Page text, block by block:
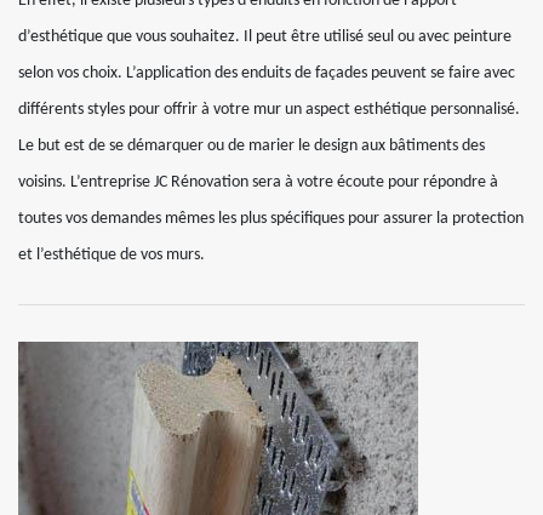
d’esthétique que vous souhaitez. Il peut être utilisé seul ou avec peinture
selon vos choix. L’application des enduits de façades peuvent se faire avec
différents styles pour offrir à votre mur un aspect esthétique personnalisé.
Le but est de se démarquer ou de marier le design aux bâtiments des
voisins. L’entreprise JC Rénovation sera à votre écoute pour répondre à
toutes vos demandes mêmes les plus spécifiques pour assurer la protection
et l’esthétique de vos murs.